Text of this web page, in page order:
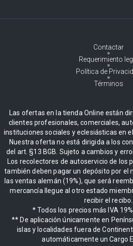
Contactar
Requerimiento
Política de
Términos
Las ofertas en la tienda Online están
clientes profesionales, comerciales,
instituciones sociales y eclesiásticas en
Nuestra oferta no está dirigida a los
del art. §13 BGB. Sujeto a cambios y
Los recolectores de autoservicio de los
también deben pagar un depósito por el
las ventas alemán (19%), que será
mercancía llegue al otro estado
recibir el recibo.
* Todos los precios más IVA
** De aplicación únicamente en
islas y localidades fuera de
automáticamente un Cargo